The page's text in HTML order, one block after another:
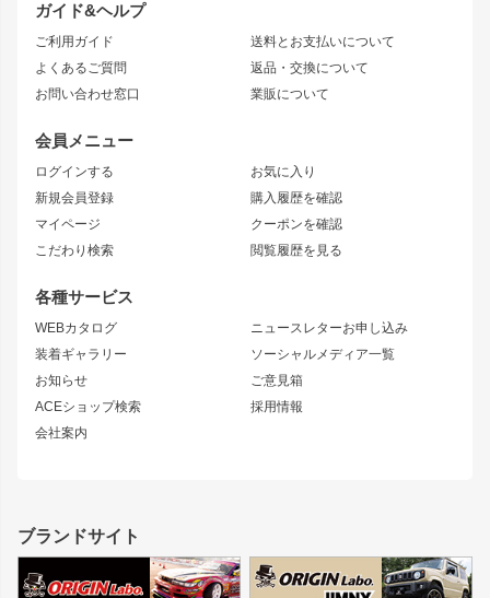
ガイド&ヘルプ
ご利用ガイド
よくあるご質問
お問い合わせ窓口
送料とお支払いについて
返品・交換について
業販について
会員メニュー
ログインする
新規会員登録
マイページ
こだわり検索
お気に入り
購入履歴を確認
クーポンを確認
閲覧履歴を見る
各種サービス
WEBカタログ
装着ギャラリー
お知らせ
ACEショップ検索
会社案内
ニュースレターお申し込み
ソーシャルメディア一覧
ご意見箱
採用情報
JZX90 CHASER
JZX110 MARK II
JZX100 MARK II
JZX90 MARK II
トレノ
マークX
アリスト
ソアラ
アルテッツァ
ニッサン
S15 シルビア
S14 シルビア 後期
S13 シルビア
180SX
シルエイティ
ワンビア
ローレル
セフィーロ
キャラバン
スズキ
GS350
SC
エアロシリーズ
ドリフトライン
風神
雷神
レーシングライン
アタックライン
ストリームライン
リアウイング
ジムニーパーツ
ホイール
MUD-S7
MUD-SR7
まつど家 鉄漢
ボンネット
フェンダー
サイドパーツ
リアゲート
メンテナンスパーツ
ブランドサイト